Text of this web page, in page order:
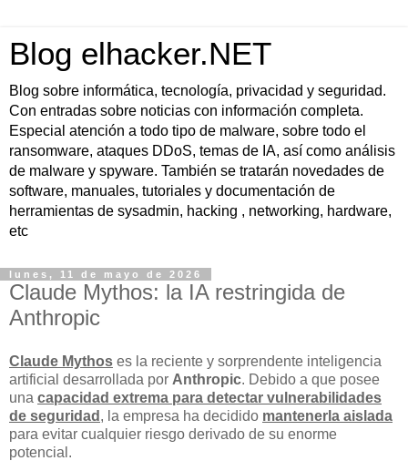
Blog elhacker.NET
Blog sobre informática, tecnología, privacidad y seguridad.
Con entradas sobre noticias con información completa.
Especial atención a todo tipo de malware, sobre todo el
ransomware, ataques DDoS, temas de IA, así como análisis
de malware y spyware. También se tratarán novedades de
software, manuales, tutoriales y documentación de
herramientas de sysadmin, hacking , networking, hardware,
etc
lunes, 11 de mayo de 2026
Claude Mythos: la IA restringida de
Anthropic
Claude Mythos es la reciente y sorprendente inteligencia
artificial desarrollada por Anthropic. Debido a que posee
una capacidad extrema para detectar vulnerabilidades
de seguridad , la empresa ha decidido mantenerla aislada
para evitar cualquier riesgo derivado de su enorme
potencial.